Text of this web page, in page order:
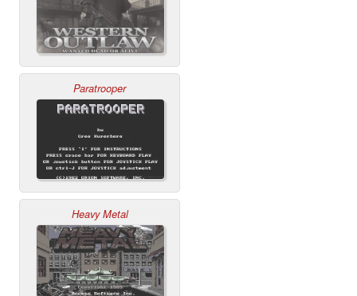
Paratrooper
Heavy Metal